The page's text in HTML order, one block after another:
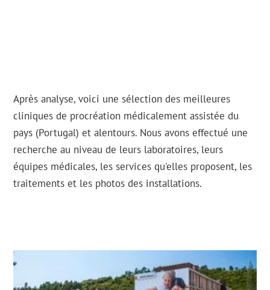
Après analyse, voici une sélection des meilleures
cliniques de procréation médicalement assistée du
pays (Portugal) et alentours. Nous avons effectué une
recherche au niveau de leurs laboratoires, leurs
équipes médicales, les services qu'elles proposent, les
traitements et les photos des installations.